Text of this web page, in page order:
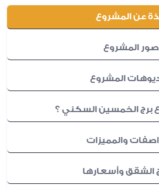
عن المشروع
صور المشروع
المشروع
برج الخمسين السكني ؟
والمميزات
الشقق وأسعارها